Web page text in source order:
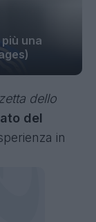
una
dello
del
in